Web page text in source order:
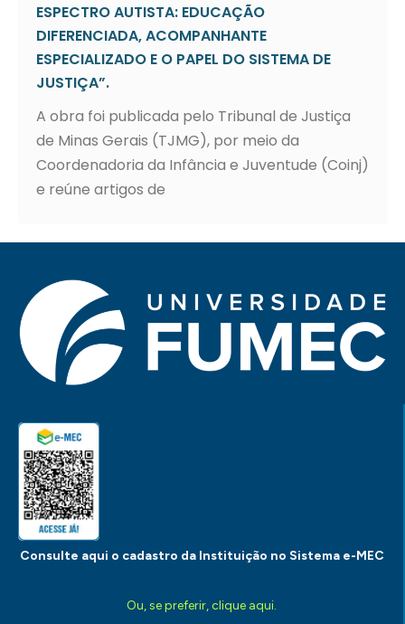
ESPECTRO AUTISTA: EDUCAÇÃO
DIFERENCIADA, ACOMPANHANTE
ESPECIALIZADO E O PAPEL DO SISTEMA DE
JUSTIÇA”.
A obra foi publicada pelo Tribunal de Justiça
de Minas Gerais (TJMG), por meio da
Coordenadoria da Infância e Juventude (Coinj)
e reúne artigos de
Consulte aqui o cadastro da Instituição no Sistema e-MEC
Ou, se preferir, clique aqui.